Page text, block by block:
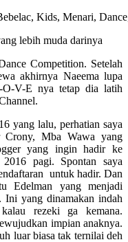
lebih muda darinya
Competition. Setelah
akhirnya Naeema lupa
V-E nya tetap dia latih
yang lalu, perhatian saya
Crony, Mba Wawa yang
yang ingin hadir ke
pagi. Spontan saya
untuk hadir. Dan
Edelman yang menjadi
Ini yang dinamakan indah
rezeki ga kemana.
impian anaknya.
luar biasa tak ternilai deh